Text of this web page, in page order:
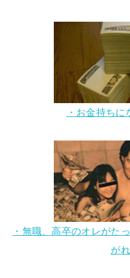
・お金持ち
・無職、高卒のオレがた
が